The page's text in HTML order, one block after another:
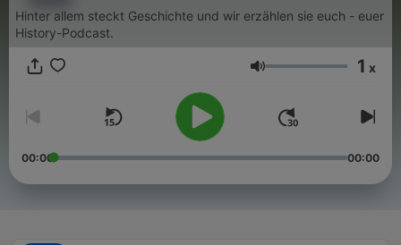
Hinter allem steckt Geschichte und wir erzählen sie euch - euer
History-Podcast.
Ses 1 x
00:00 00:00